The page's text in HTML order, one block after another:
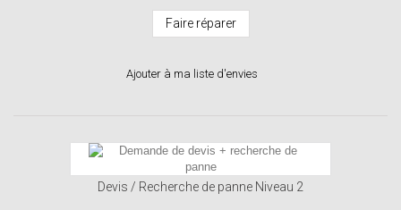
Faire réparer
Ajouter à ma liste d'envies
Devis / Recherche de panne Niveau 2